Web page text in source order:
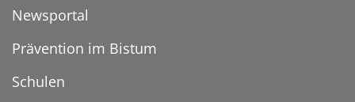
Newsportal
Prävention im Bistum
Schulen